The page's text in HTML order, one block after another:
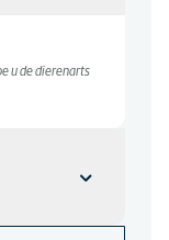
u de dierenarts